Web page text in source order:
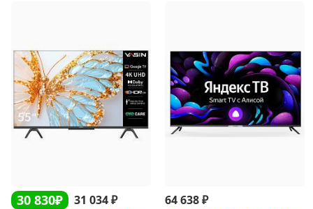
30 830₽ 31 034₽ 64 638₽